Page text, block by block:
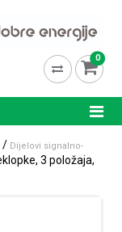
0
/ Dijelovi signalno-
3 položaja,